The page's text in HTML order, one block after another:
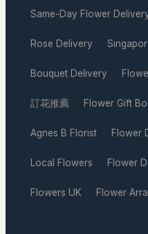
Same-Day Flower
Rose Delivery ·
Bouquet Delivery ·
訂花推薦 · Flower Gift
Agnes B Florist · Flower
Local Flowers · Flower
Flowers UK · Flower